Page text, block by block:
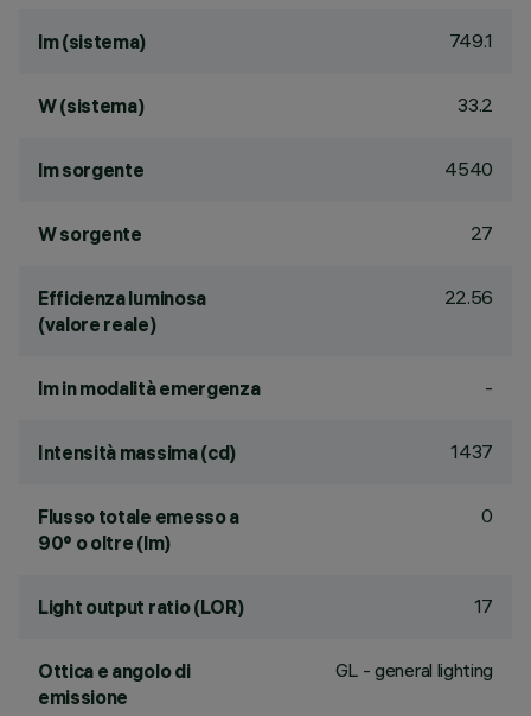
lm (sistema) 749.1
W (sistema) 33.2
lm sorgente 4540
W sorgente 27
Efficienza luminosa
(valore reale)
22.56
lm in modalità emergenza -
Intensità massima (cd) 1437
Flusso totale emesso a
90° o oltre (lm)
0
Light output ratio (LOR) 17
Ottica e angolo di
emissione
GL - general lighting